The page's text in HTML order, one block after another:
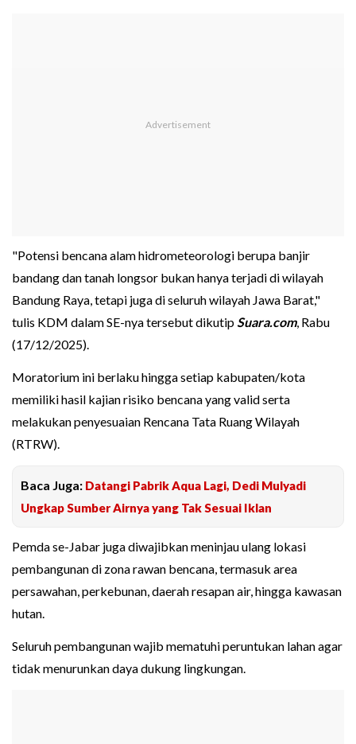
"Potensi bencana alam hidrometeorologi berupa banjir
bandang dan tanah longsor bukan hanya terjadi di wilayah
Bandung Raya, tetapi juga di seluruh wilayah Jawa Barat,"
tulis KDM dalam SE-nya tersebut dikutip Suara.com, Rabu
(17/12/2025).
Moratorium ini berlaku hingga setiap kabupaten/kota
memiliki hasil kajian risiko bencana yang valid serta
melakukan penyesuaian Rencana Tata Ruang Wilayah
(RTRW).
Baca Juga: Datangi Pabrik Aqua Lagi, Dedi Mulyadi
Ungkap Sumber Airnya yang Tak Sesuai Iklan
Pemda se-Jabar juga diwajibkan meninjau ulang lokasi
pembangunan di zona rawan bencana, termasuk area
persawahan, perkebunan, daerah resapan air, hingga kawasan
hutan.
Seluruh pembangunan wajib mematuhi peruntukan lahan agar
tidak menurunkan daya dukung lingkungan.